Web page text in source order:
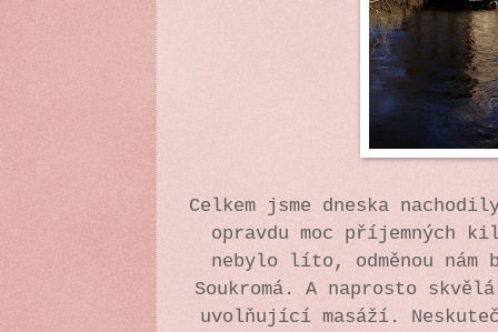
Celkem jsme dneska
opravdu moc příjemných
nebylo líto, odměnou nám
Soukromá. A naprosto
uvolňující masáží.